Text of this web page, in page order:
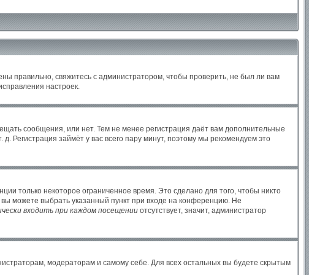
правильно, свяжитесь с администратором, чтобы проверить, не был ли вам
настроек.
сообщения, или нет. Тем не менее регистрация даёт вам дополнительные
Регистрация займёт у вас всего пару минут, поэтому мы рекомендуем это
только некоторое ограниченное время. Это сделано для того, чтобы никто
можете выбрать указанный пункт при входе на конференцию. Не
входить при каждом посещении отсутствует, значит, администратор
модераторам и самому себе. Для всех остальных вы будете скрытым